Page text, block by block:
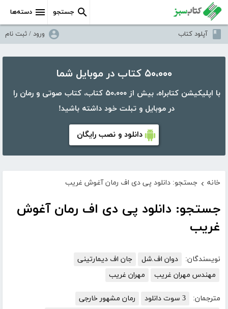
دسته‌ها جستجو
آپلود کتاب ورود / ثبت نام
۵۰،۰۰۰ کتاب در موبایل شما
با اپلیکیشن کتابراه، بیش از ۵۰،۰۰۰ کتاب، کتاب صوتی و رمان را
در موبایل و تبلت خود داشته باشید!
دانلود و نصب رایگان
خانه › جستجو: دانلود پی دی اف رمان آغوش غریب
جستجو: دانلود پی دی اف رمان آغوش
غریب
نویسندگان: دوان اف.شل
جان اف دیمارتینی
مهندس مهران غریب
مهران غریب
مترجمان: 3 سوت دانلود
رمان مشهور خارجی